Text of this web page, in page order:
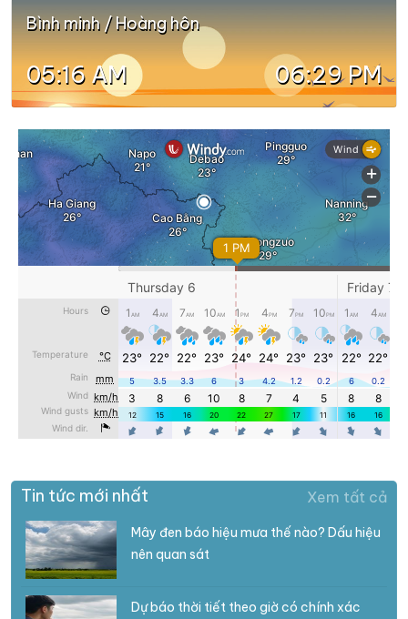
Bình minh / Hoàng hôn
05:16 AM 06:29 PM
Tin tức mới nhất Xem tất cả
Mây đen báo hiệu mưa thế nào? Dấu hiệu
nên quan sát
Dự báo thời tiết theo giờ có chính xác